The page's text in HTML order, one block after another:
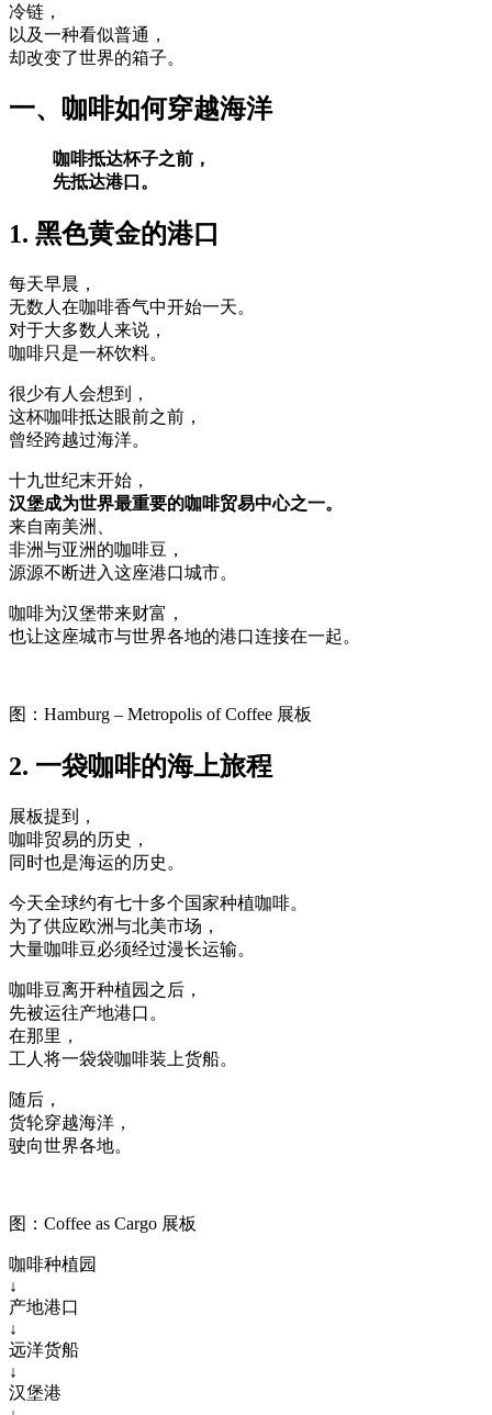
冷链，
以及一种看似普通，
却改变了世界的箱子。
一、咖啡如何穿越海洋
咖啡抵达杯子之前，
先抵达港口。
1. 黑色黄金的港口
每天早晨，
无数人在咖啡香气中开始一天。
对于大多数人来说，
咖啡只是一杯饮料。
很少有人会想到，
这杯咖啡抵达眼前之前，
曾经跨越过海洋。
十九世纪末开始，
汉堡成为世界最重要的咖啡贸易中心之一。
来自南美洲、
非洲与亚洲的咖啡豆，
源源不断进入这座港口城市。
咖啡为汉堡带来财富，
也让这座城市与世界各地的港口连接在一起。
图：Hamburg – Metropolis of Coffee 展板
2. 一袋咖啡的海上旅程
展板提到，
咖啡贸易的历史，
同时也是海运的历史。
今天全球约有七十多个国家种植咖啡。
为了供应欧洲与北美市场，
大量咖啡豆必须经过漫长运输。
咖啡豆离开种植园之后，
先被运往产地港口。
在那里，
工人将一袋袋咖啡装上货船。
随后，
货轮穿越海洋，
驶向世界各地。
图：Coffee as Cargo 展板
咖啡种植园
↓
产地港口
↓
远洋货船
↓
汉堡港